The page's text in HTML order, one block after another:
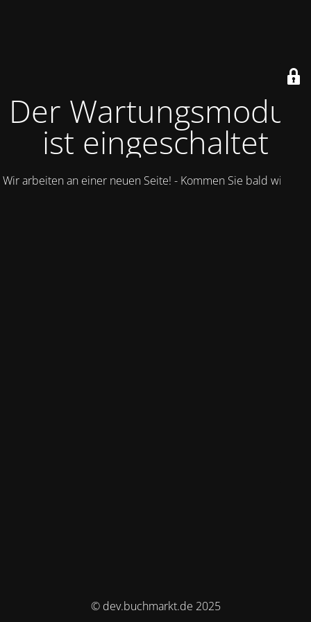
Der Wartungsmodus
ist eingeschaltet
Wir arbeiten an einer neuen Seite! - Kommen Sie bald wieder.
© dev.buchmarkt.de 2025